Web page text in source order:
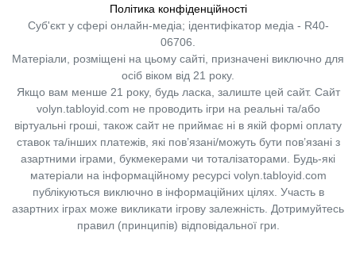
Політика конфіденційності
Суб'єкт у сфері онлайн-медіа; ідентифікатор медіа - R40-
06706.
Матеріали, розміщені на цьому сайті, призначені виключно для
осіб віком від 21 року.
Якщо вам менше 21 року, будь ласка, залиште цей сайт. Сайт
volyn.tabloyid.com не проводить ігри на реальні та/або
віртуальні гроші, також сайт не приймає ні в якій формі оплату
ставок та/інших платежів, які пов’язані/можуть бути пов’язані з
азартними іграми, букмекерами чи тоталізаторами. Будь-які
матеріали на інформаційному ресурсі volyn.tabloyid.com
публікуються виключно в інформаційних цілях. Участь в
азартних іграх може викликати ігрову залежність. Дотримуйтесь
правил (принципів) відповідальної гри.